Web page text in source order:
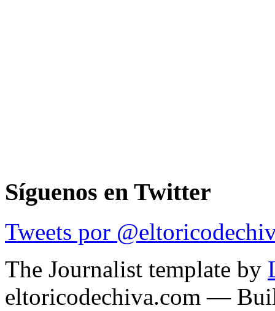
Síguenos en Twitter
Tweets por
The Journalist template by
eltoricodechiva.com —